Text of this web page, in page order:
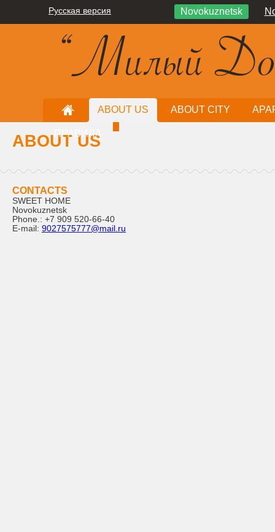
Русская версия Novokuznetsk
ABOUT US ABOUT CITY
ПРАВИЛА
ABOUT US
CONTACTS
SWEET HOME
Novokuznetsk
Phone.: +7 909 520-66-40
E-mail: 9027575777@mail.ru